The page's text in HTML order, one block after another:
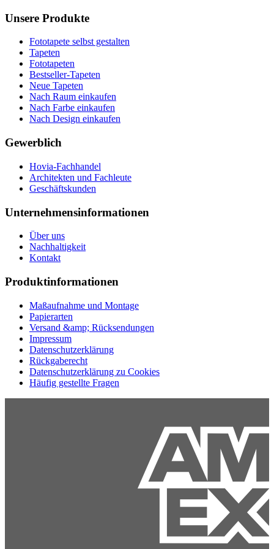
Unsere Produkte
Fototapete selbst gestalten
Tapeten
Fototapeten
Bestseller-Tapeten
Neue Tapeten
Nach Raum einkaufen
Nach Farbe einkaufen
Nach Design einkaufen
Gewerblich
Hovia-Fachhandel
Architekten und Fachleute
Geschäftskunden
Unternehmensinformationen
Über uns
Nachhaltigkeit
Kontakt
Produktinformationen
Maßaufnahme und Montage
Papierarten
Versand &amp; Rücksendungen
Impressum
Datenschutzerklärung
Rückgaberecht
Datenschutzerklärung zu Cookies
Häufig gestellte Fragen